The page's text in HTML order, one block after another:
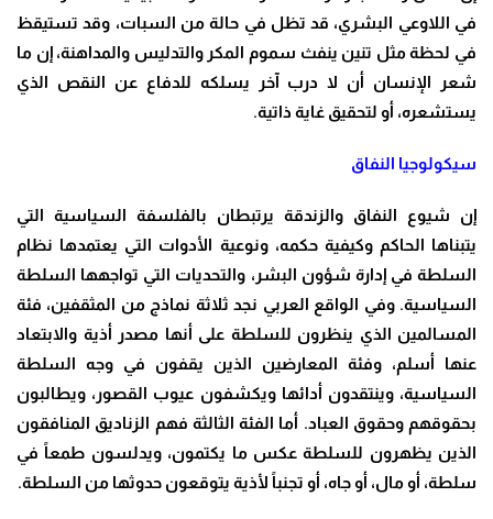
في اللاوعي البشري، قد تظل في حالة من السبات، وقد تستيقظ
في لحظة مثل تنين ينفث سموم المكر والتدليس والمداهنة، إن ما
شعر الإنسان أن لا درب آخر يسلكه للدفاع عن النقص الذي
يستشعره، أو لتحقيق غاية ذاتية.
سيكولوجيا النفاق
إن شيوع النفاق والزندقة يرتبطان بالفلسفة السياسية التي
يتبناها الحاكم وكيفية حكمه، ونوعية الأدوات التي يعتمدها نظام
السلطة في إدارة شؤون البشر، والتحديات التي تواجهها السلطة
السياسية. وفي الواقع العربي نجد ثلاثة نماذج من المثقفين، فئة
المسالمين الذي ينظرون للسلطة على أنها مصدر أذية والابتعاد
عنها أسلم، وفئة المعارضين الذين يقفون في وجه السلطة
السياسية، وينتقدون أدائها ويكشفون عيوب القصور، ويطالبون
بحقوقهم وحقوق العباد. أما الفئة الثالثة فهم الزناديق المنافقون
الذين يظهرون للسلطة عكس ما يكتمون، ويدلسون طمعاً في
سلطة، أو مال، أو جاه، أو تجنباً لأذية يتوقعون حدوثها من السلطة.